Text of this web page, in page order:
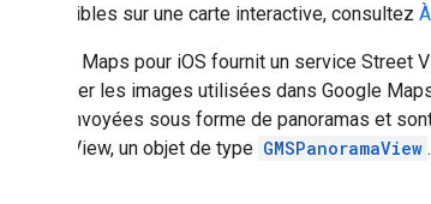
compatibles sur une carte interactive, consultez
Le SDK Maps pour iOS fournit un service Street
manipuler les images utilisées dans Google
sont renvoyées sous forme de panoramas et
Street View, un objet de type GMSPanoramaView .